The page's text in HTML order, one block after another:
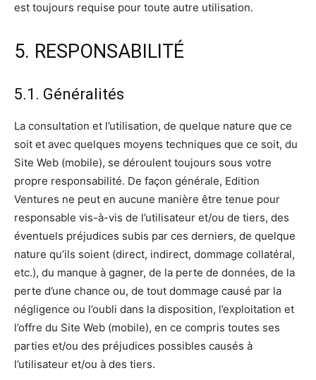
est toujours requise pour toute autre utilisation.
5. RESPONSABILITÉ
5.1. Généralités
La consultation et l’utilisation, de quelque nature que ce
soit et avec quelques moyens techniques que ce soit, du
Site Web (mobile), se déroulent toujours sous votre
propre responsabilité. De façon générale, Edition
Ventures ne peut en aucune manière être tenue pour
responsable vis-à-vis de l’utilisateur et/ou de tiers, des
éventuels préjudices subis par ces derniers, de quelque
nature qu’ils soient (direct, indirect, dommage collatéral,
etc.), du manque à gagner, de la perte de données, de la
perte d’une chance ou, de tout dommage causé par la
négligence ou l’oubli dans la disposition, l’exploitation et
l’offre du Site Web (mobile), en ce compris toutes ses
parties et/ou des préjudices possibles causés à
l’utilisateur et/ou à des tiers.